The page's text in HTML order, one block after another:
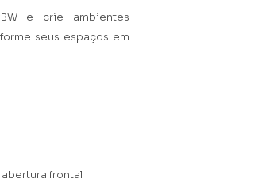
e crie ambientes
seus espaços em
abertura frontal